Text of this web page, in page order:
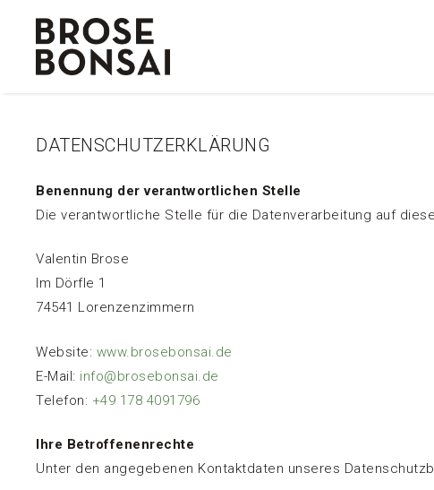
springen
DATENSCHUTZERKLÄRUNG
Benennung der verantwortlichen Stelle
Die verantwortliche Stelle für die Datenverarbeitung auf
Valentin Brose
Im Dörfle 1
74541 Lorenzenzimmern
Website: www.brosebonsai.de
E-Mail: info@brosebonsai.de
Telefon: +49 178 4091796
Ihre Betroffenenrechte
Unter den angegebenen Kontaktdaten unseres